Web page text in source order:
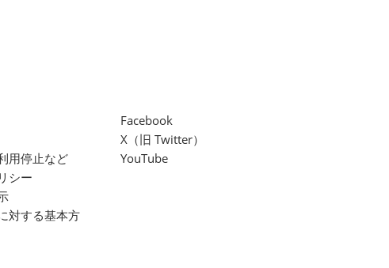
用停止など
シー
対する基本方
Facebook
X（旧 Twitter）
YouTube